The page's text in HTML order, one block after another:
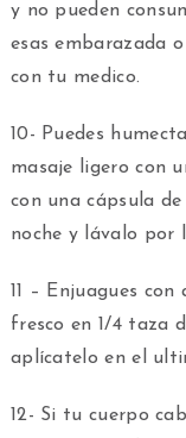
y no pueden
esas embarazada
con tu medico.
10- Puedes
masaje ligero con
con una cápsula
noche y lávalo por
11 – Enjuagues
fresco en 1/4 taza
aplícatelo en el
12- Si tu cuerpo